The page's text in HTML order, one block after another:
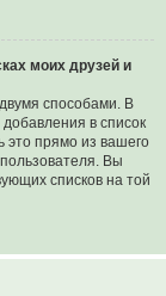
моих друзей и
способами. В
в список
это прямо из вашего
Вы
списков на той